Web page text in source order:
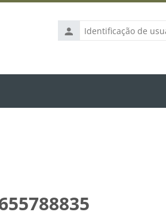
Identificação
de